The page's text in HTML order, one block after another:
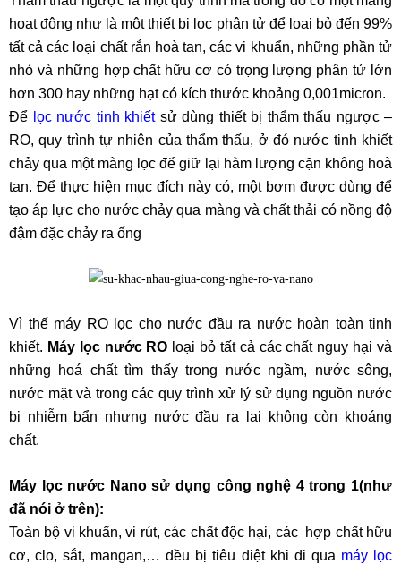
hoạt động như là một thiết bị lọc phân tử để loại bỏ đến 99%
tất cả các loại chất rắn hoà tan, các vi khuẩn, những phần tử
nhỏ và những hợp chất hữu cơ có trọng lượng phân tử lớn
hơn 300 hay những hạt có kích thước khoảng 0,001micron.
Để lọc nước tinh khiếtsử dùng thiết bị thẩm thấu ngược –
RO, quy trình tự nhiên của thẩm thấu, ở đó nước tinh khiết
chảy qua một màng lọc để giữ lại hàm lượng cặn không hoà
tan. Để thực hiện mục đích này có, một bơm được dùng để
tạo áp lực cho nước chảy qua màng và chất thải có nồng độ
đậm đặc chảy ra ống
Vì thế máy RO lọc cho nước đầu ra nước hoàn toàn tinh
khiết. Máy lọc nước RO loại bỏ tất cả các chất nguy hại và
những hoá chất tìm thấy trong nước ngầm, nước sông,
nước mặt và trong các quy trình xử lý sử dụng nguồn nước
bị nhiễm bẩn nhưng nước đầu ra lại không còn khoáng
chất.
Máy lọc nước Nano sử dụng công nghệ 4 trong 1(như
đã nói ở trên):
Toàn bộ vi khuẩn, vi rút, các chất độc hại, các hợp chất hữu
cơ, clo, sắt, mangan,… đều bị tiêu diệt khi đi qua máy lọc